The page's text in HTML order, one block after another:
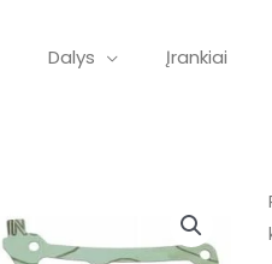
Dalys Įrankiai